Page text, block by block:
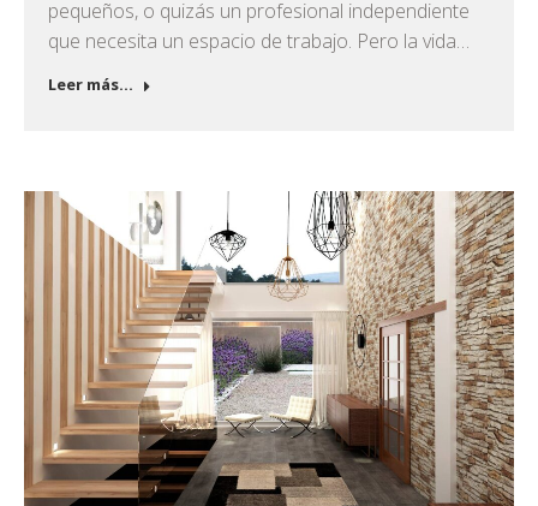
pequeños, o quizás un profesional independiente
que necesita un espacio de trabajo. Pero la vida…
Leer más...